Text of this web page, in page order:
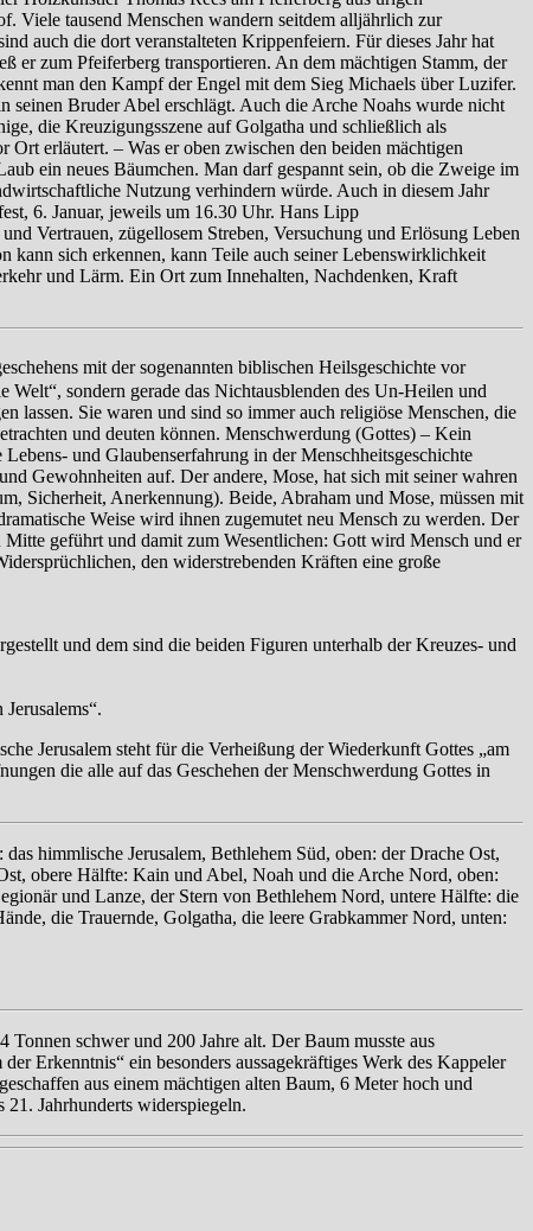
Viele tausend Menschen wandern seitdem alljährlich zur
auch die dort veranstalteten Krippenfeiern. Für dieses Jahr hat
er zum Pfeiferberg transportieren. An dem mächtigen Stamm, der
man den Kampf der Engel mit dem Sieg Michaels über Luzifer.
seinen Bruder Abel erschlägt. Auch die Arche Noahs wurde nicht
die Kreuzigungsszene auf Golgatha und schließlich als
erläutert. – Was er oben zwischen den beiden mächtigen
ein neues Bäumchen. Man darf gespannt sein, ob die Zweige im
Nutzung verhindern würde. Auch in diesem Jahr
6. Januar, jeweils um 16.30 Uhr. Hans Lipp
Vertrauen, zügellosem Streben, Versuchung und Erlösung Leben
sich erkennen, kann Teile auch seiner Lebenswirklichkeit
und Lärm. Ein Ort zum Innehalten, Nachdenken, Kraft
mit der sogenannten biblischen Heilsgeschichte vor
sondern gerade das Nichtausblenden des Un-Heilen und
lassen. Sie waren und sind so immer auch religiöse Menschen, die
und deuten können. Menschwerdung (Gottes) – Kein
und Glaubenserfahrung in der Menschheitsgeschichte
Gewohnheiten auf. Der andere, Mose, hat sich mit seiner wahren
Sicherheit, Anerkennung). Beide, Abraham und Mose, müssen mit
Weise wird ihnen zugemutet neu Mensch zu werden. Der
geführt und damit zum Wesentlichen: Gott wird Mensch und er
den widerstrebenden Kräften eine große
und dem sind die beiden Figuren unterhalb der Kreuzes- und
Jerusalem steht für die Verheißung der Wiederkunft Gottes „am
die alle auf das Geschehen der Menschwerdung Gottes in
himmlische Jerusalem, Bethlehem Süd, oben: der Drache Ost,
obere Hälfte: Kain und Abel, Noah und die Arche Nord, oben:
und Lanze, der Stern von Bethlehem Nord, untere Hälfte: die
die Trauernde, Golgatha, die leere Grabkammer Nord, unten:
schwer und 200 Jahre alt. Der Baum musste aus
Erkenntnis“ ein besonders aussagekräftiges Werk des Kappeler
aus einem mächtigen alten Baum, 6 Meter hoch und
Jahrhunderts widerspiegeln.